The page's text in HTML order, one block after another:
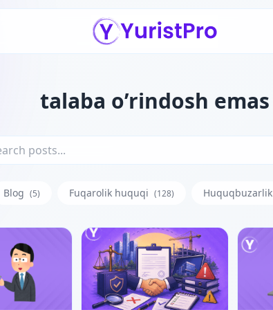
talaba o’rindosh emas
Blog (5) Fuqarolik huquqi (128) Huquqbuzarlik